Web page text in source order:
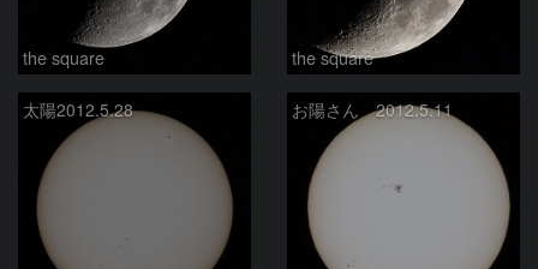
the square the square
太陽2012.5.28 お陽さん 2012.5.11